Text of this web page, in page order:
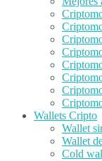
Wallets Cripto
Wallet
Wallet
Cold